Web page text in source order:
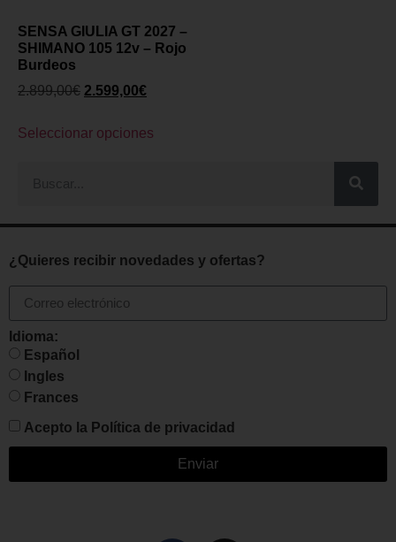
SENSA GIULIA GT 2027 –
SHIMANO 105 12v – Rojo
Burdeos
2.899,00€ 2.599,00€
Seleccionar opciones
¿Quieres recibir novedades y ofertas?
Idioma:
Español
Ingles
Frances
Acepto la Política de privacidad
Enviar